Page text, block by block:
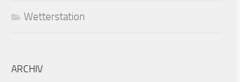
Wetterstation
ARCHIV